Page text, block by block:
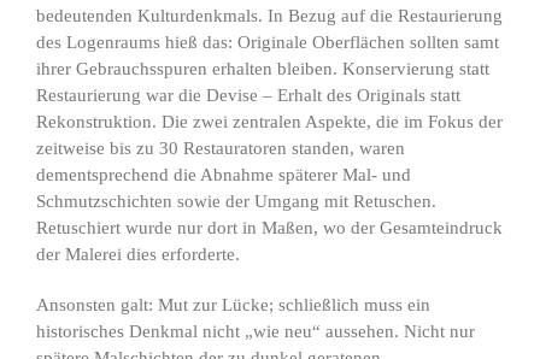
bedeutenden Kulturdenkmals. In Bezug auf die Restaurierung
des Logenraums hieß das: Originale Oberflächen sollten samt
ihrer Gebrauchsspuren erhalten bleiben. Konservierung statt
Restaurierung war die Devise – Erhalt des Originals statt
Rekonstruktion. Die zwei zentralen Aspekte, die im Fokus der
zeitweise bis zu 30 Restauratoren standen, waren
dementsprechend die Abnahme späterer Mal- und
Schmutzschichten sowie der Umgang mit Retuschen.
Retuschiert wurde nur dort in Maßen, wo der Gesamteindruck
der Malerei dies erforderte.
Ansonsten galt: Mut zur Lücke; schließlich muss ein
historisches Denkmal nicht „wie neu“ aussehen. Nicht nur